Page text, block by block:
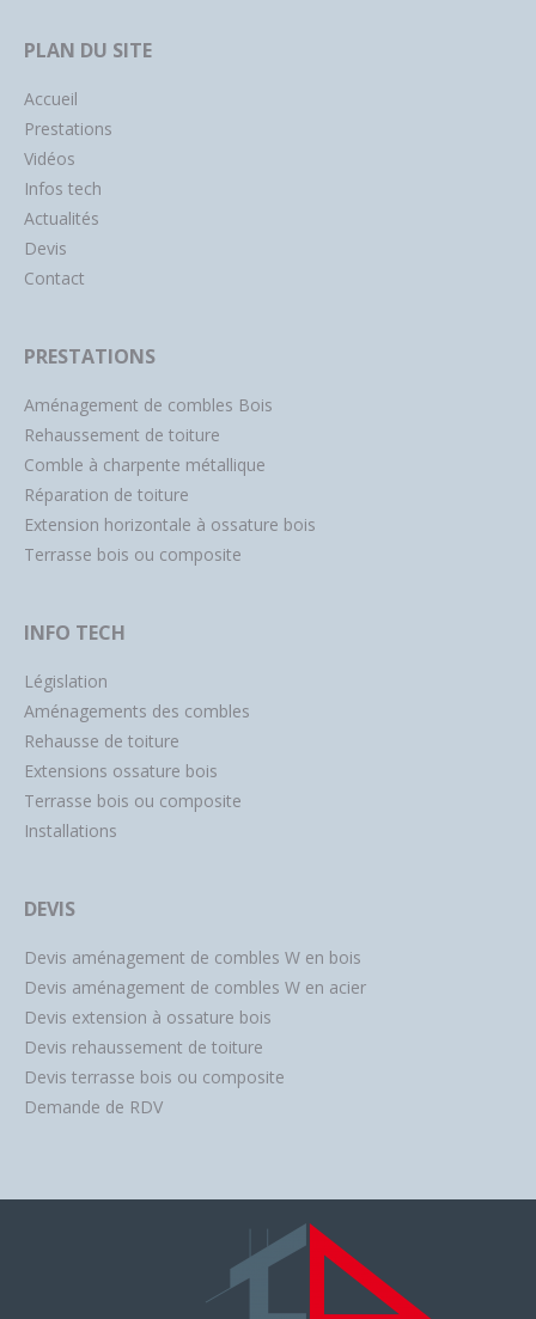
PLAN DU SITE
Accueil
Prestations
Vidéos
Infos tech
Actualités
Devis
Contact
PRESTATIONS
Aménagement de combles Bois
Rehaussement de toiture
Comble à charpente métallique
Réparation de toiture
Extension horizontale à ossature bois
Terrasse bois ou composite
INFO TECH
Législation
Aménagements des combles
Rehausse de toiture
Extensions ossature bois
Terrasse bois ou composite
Installations
DEVIS
Devis aménagement de combles W en bois
Devis aménagement de combles W en acier
Devis extension à ossature bois
Devis rehaussement de toiture
Devis terrasse bois ou composite
Demande de RDV